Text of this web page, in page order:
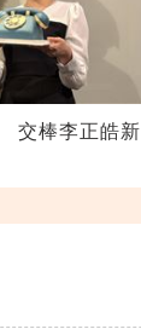
交棒李正皓新